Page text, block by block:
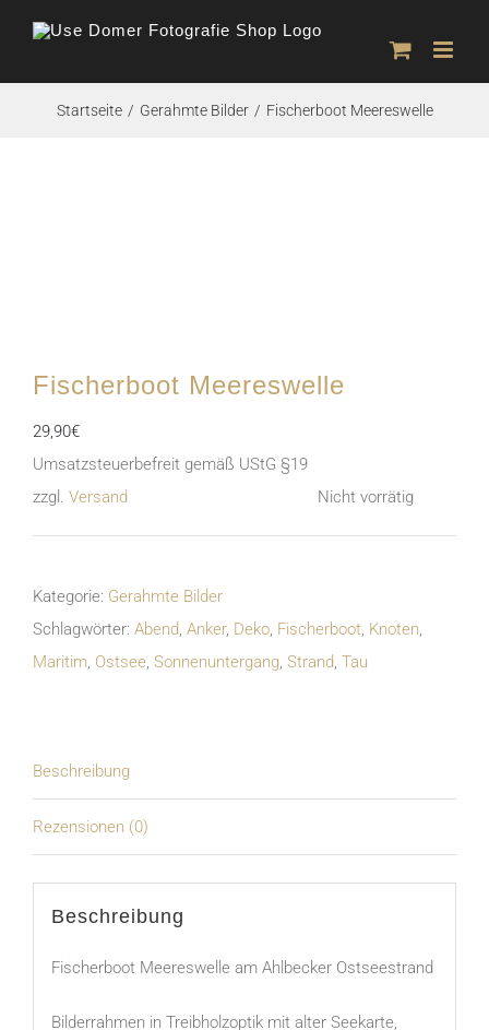
springen
Startseite Gerahmte Bilder Fischerboot Meereswelle
Fischerboot Meereswelle
29,90€
Umsatzsteuerbefreit gemäß UStG §19
zzgl. Versand Nicht vorrätig
Kategorie: Gerahmte Bilder
Schlagwörter: Abend, Anker, Deko, Fischerboot, Knoten,
Maritim, Ostsee, Sonnenuntergang, Strand, Tau
Beschreibung
Rezensionen (0)
Beschreibung
Fischerboot Meereswelle am Ahlbecker Ostseestrand
Bilderrahmen in Treibholzoptik mit alter Seekarte,